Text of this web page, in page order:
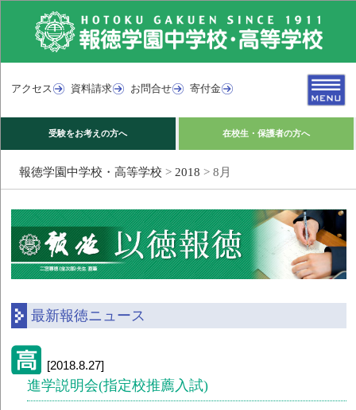
アクセス 資料請求 お問合せ 寄付金
受験をお考えの方へ 在校生・保護者の方へ
報徳学園中学校・高等学校 > 2018 > 8月
最新報徳ニュース
[2018.8.27]
進学説明会(指定校推薦入試)